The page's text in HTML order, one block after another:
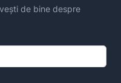
de bine despre